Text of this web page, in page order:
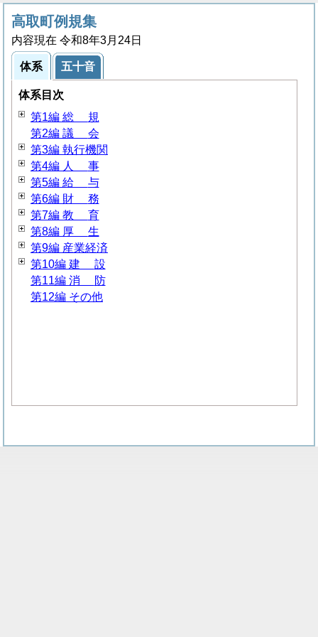
高取町例規集
内容現在 令和8年3月24日
体系 五十音
体系目次
第1編 総 規
第2編 議 会
第3編 執行機関
第4編 人 事
第5編 給 与
第6編 財 務
第7編 教 育
第8編 厚 生
第9編 産業経済
第10編 建 設
第11編 消
防
第12編 その他